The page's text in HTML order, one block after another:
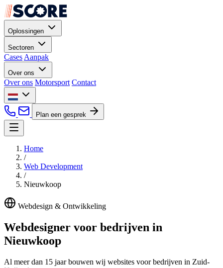
Oplossingen
Sectoren
Cases Aanpak
Over ons
Over ons Motorsport Contact
Plan een gesprek
Home
/
Web Development
/
Nieuwkoop
Webdesign & Ontwikkeling
Webdesigner voor bedrijven in
Nieuwkoop
Al meer dan 15 jaar bouwen wij websites voor bedrijven in Zuid-